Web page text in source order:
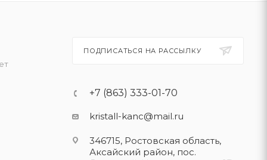
ПОДПИСАТЬСЯ НА РАССЫЛКУ
+7 (863) 333-01-70
kristall-kanc@mail.ru
346715, Ростовская область​,
Аксайский район, пос.